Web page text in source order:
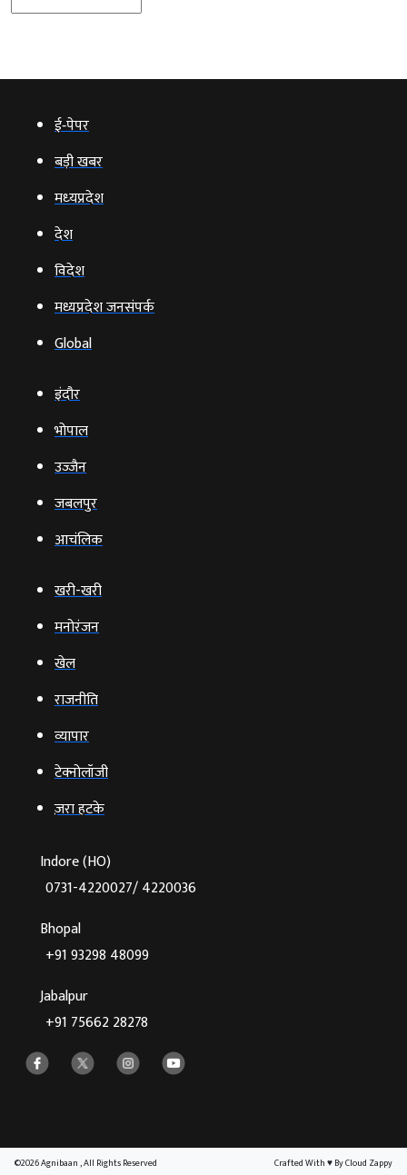
ई‑पेपर
बड़ी खबर
मध्‍यप्रदेश
देश
विदेश
मध्यप्रदेश जनसंपर्क
Global
इंदौर
भोपाल
उज्‍जैन
जबलपुर
आचंलिक
खरी-खरी
मनोरंजन
खेल
राजनीति
व्‍यापार
टेक्‍नोलॉजी
ज़रा हटके
Indore (HO)
0731-4220027/ 4220036
Bhopal
+91 93298 48099
Jabalpur
+91 75662 28278
©2026 Agnibaan , All Rights Reserved Crafted With♥By Cloud Zappy